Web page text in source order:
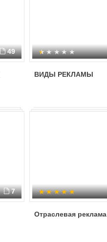
49
ВИДЫ РЕКЛАМЫ
7
Отраслевая реклама